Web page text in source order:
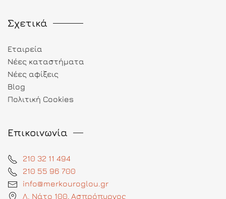
Σχετικά
Εταιρεία
Νέες καταστήματα
Νέες αφίξεις
Blog
Πολιτική Cookies
Επικοινωνία
210 32 11 494
210 55 96 700
info@merkouroglou.gr
Λ. Νάτο 100, Ασπρόπυργος